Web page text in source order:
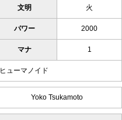
文明 火
パワー 2000
マナ 1
ヒューマノイド
Yoko Tsukamoto